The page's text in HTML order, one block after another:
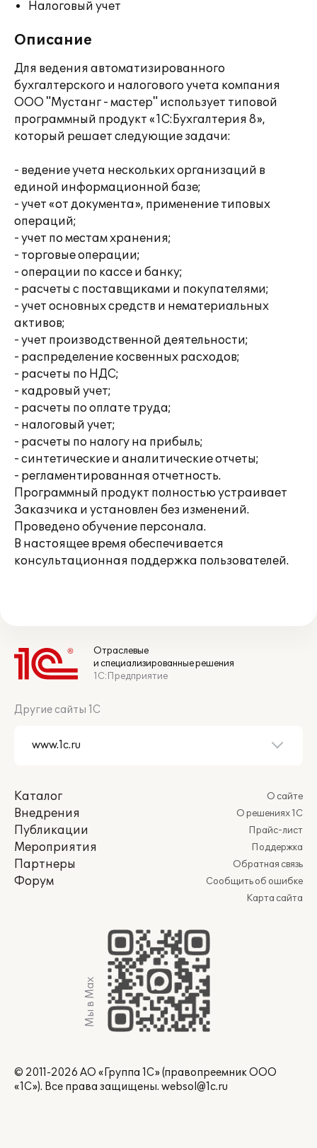
Налоговый учет
Описание
Для ведения автоматизированного
бухгалтерского и налогового учета компания
ООО "Мустанг - мастер" использует типовой
программный продукт «1С:Бухгалтерия 8»,
который решает следующие задачи:
- ведение учета нескольких организаций в
единой информационной базе;
- учет «от документа», применение типовых
операций;
- учет по местам хранения;
- торговые операции;
- операции по кассе и банку;
- расчеты с поставщиками и покупателями;
- учет основных средств и нематериальных
активов;
- учет производственной деятельности;
- распределение косвенных расходов;
- расчеты по НДС;
- кадровый учет;
- расчеты по оплате труда;
- налоговый учет;
- расчеты по налогу на прибыль;
- синтетические и аналитические отчеты;
- регламентированная отчетность.
Программный продукт полностью устраивает
Заказчика и установлен без изменений.
Проведено обучение персонала.
В настоящее время обеспечивается
консультационная поддержка пользователей.
Отраслевые
и специализированные решения
1С:Предприятие
Другие сайты 1С
Каталог
Внедрения
Публикации
Мероприятия
Партнеры
Форум
О сайте
О решениях 1С
Прайс-лист
Поддержка
Обратная связь
Сообщить об ошибке
Карта сайта
Мы в Max
© 2011-2026 АО «Группа 1С» (правопреемник ООО
«1С»). Все права защищены. websol@1c.ru